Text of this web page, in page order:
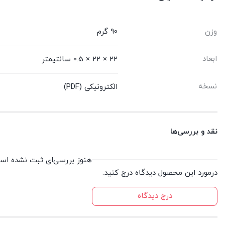
وزن 90 گرم
ابعاد 22 × 22 × 0.5 سانتیمتر
نسخه الکترونیکی (PDF)
نقد و بررسی‌ها
درمورد این محصول دیدگاه درج کنید.
درج دیدگاه
هنوز بررسی‌ای ثبت نشده